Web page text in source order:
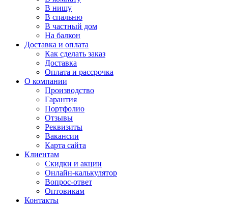
В нишу
В спальню
В частный дом
На балкон
Доставка и оплата
Как сделать заказ
Доставка
Оплата и рассрочка
О компании
Производство
Гарантия
Портфолио
Отзывы
Реквизиты
Вакансии
Карта сайта
Клиентам
Скидки и акции
Онлайн-калькулятор
Вопрос-ответ
Оптовикам
Контакты